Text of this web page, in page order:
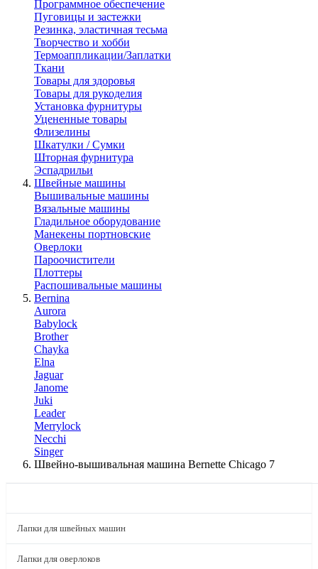
Программное обеспечение
Пуговицы и застежки
Резинка, эластичная тесьма
Творчество и хобби
Термоаппликации/Заплатки
Ткани
Товары для здоровья
Товары для рукоделия
Установка фурнитуры
Уцененные товары
Флизелины
Шкатулки / Сумки
Шторная фурнитура
Эспадрильи
Швейные машины
Вышивальные машины
Вязальные машины
Гладильное оборудование
Манекены портновские
Оверлоки
Пароочистители
Плоттеры
Распошивальные машины
Bernina
Aurora
Babylock
Brother
Chayka
Elna
Jaguar
Janome
Juki
Leader
Merrylock
Necchi
Singer
Швейно-вышивальная машина Bernette Chicago 7
Лапки для швейных машин
Лапки для оверлоков